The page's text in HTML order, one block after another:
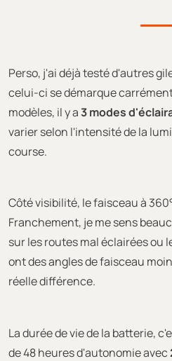
Perso, j'ai déjà testé d'autres
celui-ci se démarque
modèles, il y a3 modes
varier selon l'intensité de la
course.
Côté visibilité, le faisceau à
Franchement, je me sens
sur les routes mal éclairées ou
ont des angles de faisceau
réelle différence.
La durée de vie de la batterie,
de 48 heures d'autonomie avec